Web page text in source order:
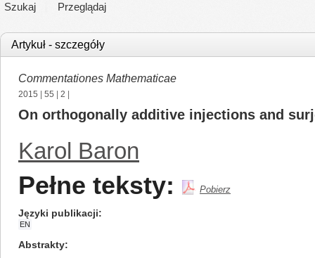
Szukaj Przeglądaj
Artykuł - szczegóły
Commentationes Mathematicae
2015 55 2
On orthogonally additive injections and
Karol Baron
Pełne teksty: Pobierz
Języki publikacji
EN
Abstrakty